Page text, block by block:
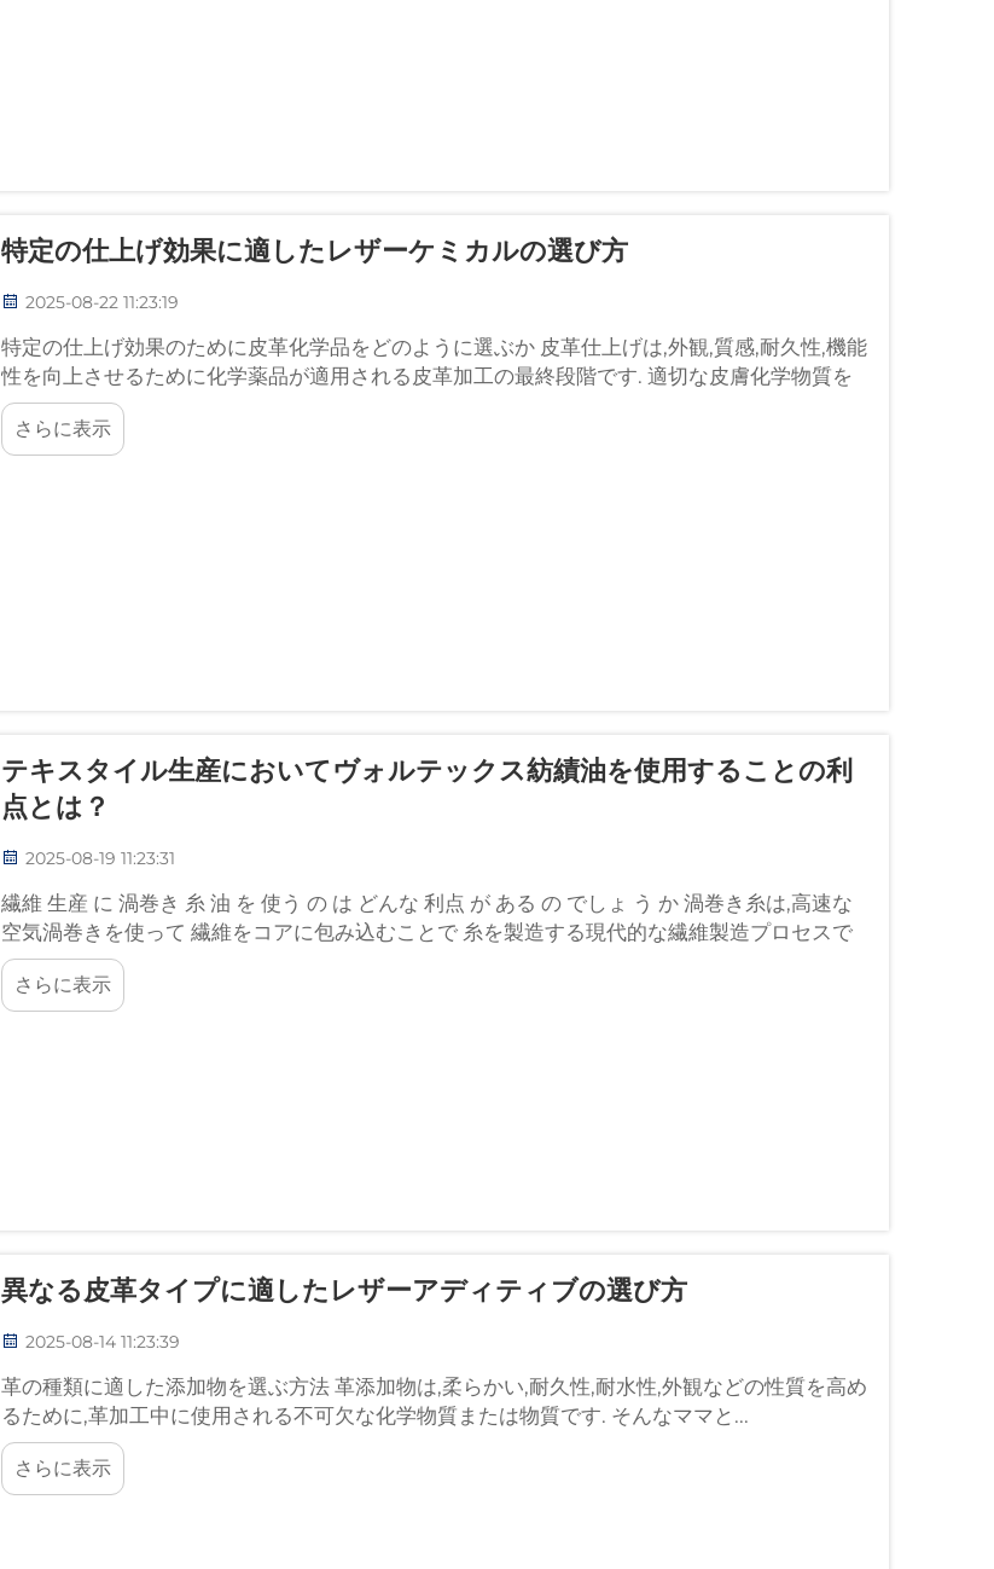
特定の仕上げ効果に適したレザーケミカルの選び方
2025-08-22 11:23:19
特定の仕上げ効果のために皮革化学品をどのように選ぶか 皮革仕上げは,外観,質感,耐久性,機能
性を向上させるために化学薬品が適用される皮革加工の最終段階です. 適切な皮膚化学物質を
選ぶこと
さらに表示
テキスタイル生産においてヴォルテックス紡績油を使用することの利
点とは？
2025-08-19 11:23:31
繊維 生産 に 渦巻き 糸 油 を 使う の は どんな 利点 が ある の でしょ う か 渦巻き糸は,高速な
空気渦巻きを使って 繊維をコアに包み込むことで 糸を製造する現代的な繊維製造プロセスで
す. この効率的な方法により ストロン...
さらに表示
異なる皮革タイプに適したレザーアディティブの選び方
2025-08-14 11:23:39
革の種類に適した添加物を選ぶ方法 革添加物は,柔らかい,耐久性,耐水性,外観などの性質を高め
るために,革加工中に使用される不可欠な化学物質または物質です. そんなママと...
さらに表示